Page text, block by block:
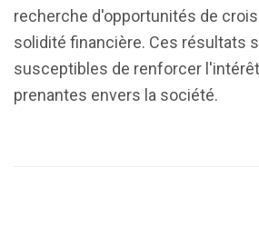
recherche d'opportunités de
solidité financière. Ces résultats
susceptibles de renforcer
prenantes envers la société.